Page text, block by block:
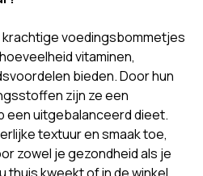
krachtige voedingsbommetjes
vitaminen,
bieden. Door hun
zijn ze een
een uitgebalanceerd dieet.
textuur en smaak toe,
zowel je gezondheid als je